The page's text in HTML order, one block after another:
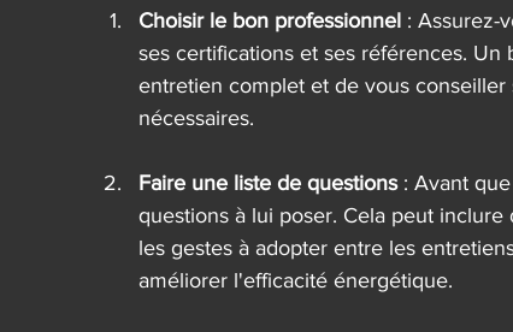
Choisir le bon professionnel : Assurez-
ses certifications et ses références.
entretien complet et de vous
nécessaires.
Faire une liste de questions : Avant
questions à lui poser. Cela peut
les gestes à adopter entre les
améliorer l'efficacité énergétique.